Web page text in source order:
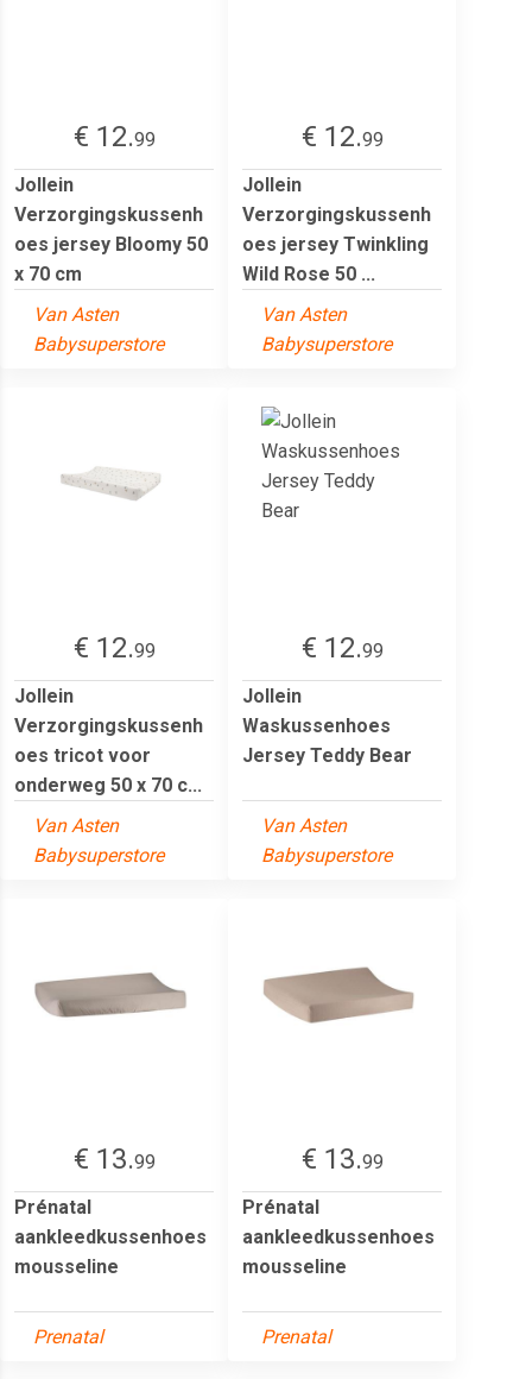
€ 12.99
Jollein
Verzorgingskussenh
oes jersey Bloomy 50
x 70 cm
Van Asten
Babysuperstore
€ 12.99
Jollein
Verzorgingskussenh
oes jersey Twinkling
Wild Rose 50 ...
Van Asten
Babysuperstore
€ 12.99
Jollein
Verzorgingskussenh
oes tricot voor
onderweg 50 x 70 c...
Van Asten
Babysuperstore
€ 12.99
Jollein
Waskussenhoes
Jersey Teddy Bear
Van Asten
Babysuperstore
€ 13.99
Prénatal
aankleedkussenhoes
mousseline
Prenatal
€ 13.99
Prénatal
aankleedkussenhoes
mousseline
Prenatal